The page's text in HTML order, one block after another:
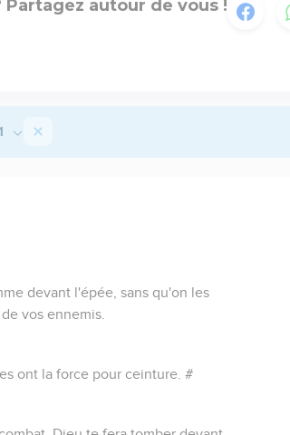
Partagez autour de vous !
devant l'épée, sans qu'on les
vos ennemis.
ont la force pour ceinture. #